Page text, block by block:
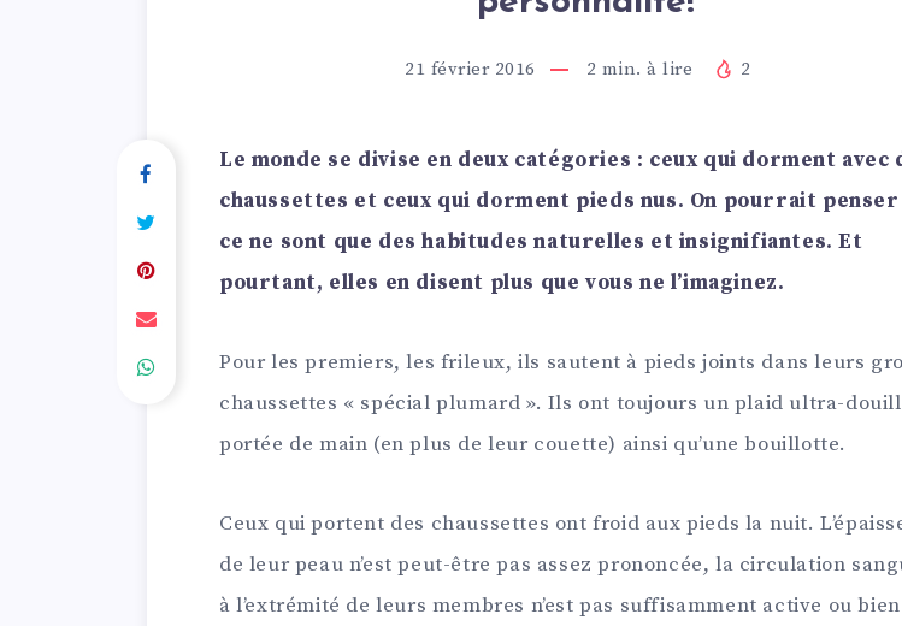
21 février 2016 2 min. à lire 2
Le monde se divise en deux catégories : ceux qui dorment avec
chaussettes et ceux qui dorment pieds nus. On pourrait penser
ce ne sont que des habitudes naturelles et insignifiantes. Et
pourtant, elles en disent plus que vous ne l’imaginez.
Pour les premiers, les frileux, ils sautent à pieds joints dans leurs
chaussettes « spécial plumard ». Ils ont toujours un plaid ultra-
portée de main (en plus de leur couette) ainsi qu’une bouillotte.
Ceux qui portent des chaussettes ont froid aux pieds la nuit.
de leur peau n’est peut-être pas assez prononcée, la circulation
à l’extrémité de leurs membres n’est pas suffisamment active ou